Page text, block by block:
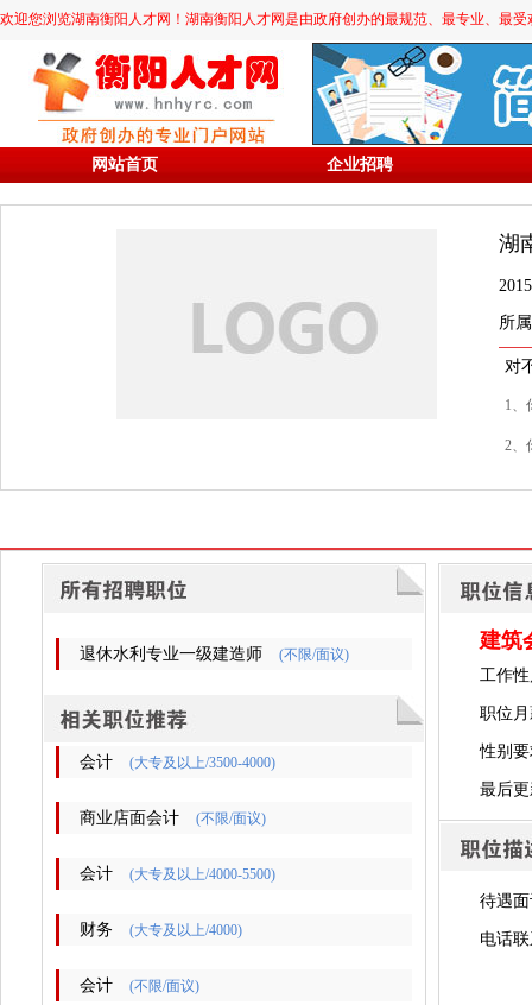
欢迎您浏览湖南衡阳人才网！湖南衡阳人才网是由政府创办的最规范、最专业、最
网站首页 企业招聘
湖
所
对
1、
2、
退休水利专业一级建造师 (不限/面议)
会计 (大专及以上/3500-4000)
商业店面会计 (不限/面议)
会计 (大专及以上/4000-5500)
财务 (大专及以上/4000)
会计 (不限/面议)
建筑
工作
职位
性别
最后
待遇
电话